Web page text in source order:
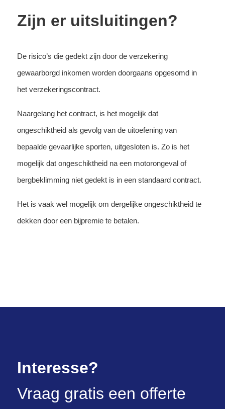
Zijn er uitsluitingen?
De risico’s die gedekt zijn door de verzekering
gewaarborgd inkomen worden doorgaans opgesomd in
het verzekeringscontract.
Naargelang het contract, is het mogelijk dat
ongeschiktheid als gevolg van de uitoefening van
bepaalde gevaarlijke sporten, uitgesloten is. Zo is het
mogelijk dat ongeschiktheid na een motorongeval of
bergbeklimming niet gedekt is in een standaard contract.
Het is vaak wel mogelijk om dergelijke ongeschiktheid te
dekken door een bijpremie te betalen.
Interesse?
Vraag gratis een offerte